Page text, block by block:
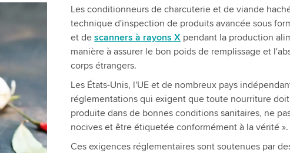
Les conditionneurs de charcuterie et de viande
technique d'inspection de produits avancée sous
et descanners à rayons X pendant la production
manière à assurer le bon poids de remplissage et
corps étrangers.
Les États-Unis, l'UE et de nombreux pays
réglementations qui exigent que toute nourriture doit
produite dans de bonnes conditions sanitaires, ne
nocives et être étiquetée conformément à la vérité ».
Ces exigences réglementaires sont soutenues par